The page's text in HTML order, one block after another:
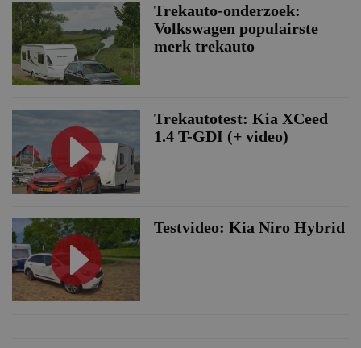
Trekauto-onderzoek:
Volkswagen populairste
merk trekauto
Trekautotest: Kia XCeed
1.4 T-GDI (+ video)
Testvideo: Kia Niro Hybrid